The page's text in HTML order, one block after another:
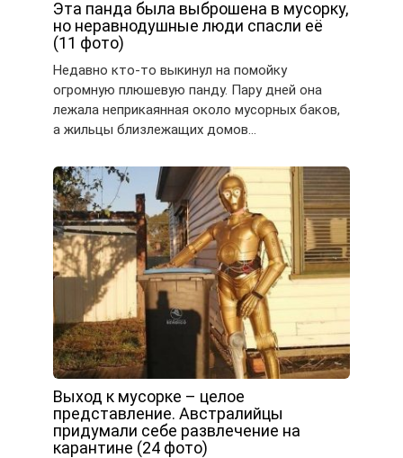
Эта панда была выброшена в мусорку,
но неравнодушные люди спасли её
(11 фото)
Недавно кто-то выкинул на помойку
огромную плюшевую панду. Пару дней она
лежала неприкаянная около мусорных баков,
а жильцы близлежащих домов…
Выход к мусорке – целое
представление. Австралийцы
придумали себе развлечение на
карантине (24 фото)